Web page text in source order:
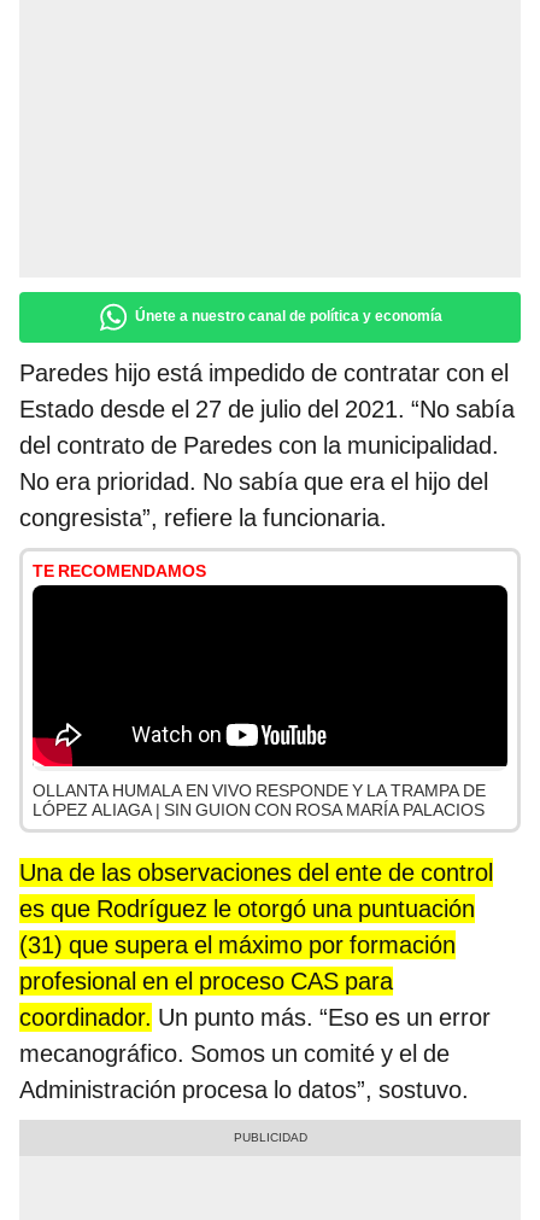
Únete a nuestro canal de política y economía
Paredes hijo está impedido de contratar con el
Estado desde el 27 de julio del 2021. “No sabía
del contrato de Paredes con la municipalidad.
No era prioridad. No sabía que era el hijo del
congresista”, refiere la funcionaria.
TE RECOMENDAMOS
OLLANTA HUMALA EN VIVO RESPONDE Y LA TRAMPA DE
LÓPEZ ALIAGA | SIN GUION CON ROSA MARÍA PALACIOS
Una de las observaciones del ente de control
es que Rodríguez le otorgó una puntuación
(31) que supera el máximo por formación
profesional en el proceso CAS para
coordinador. Un punto más. “Eso es un error
mecanográfico. Somos un comité y el de
Administración procesa lo datos”, sostuvo.